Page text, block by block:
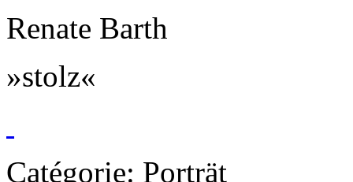
Renate Barth
»stolz«
Catégorie: Porträt